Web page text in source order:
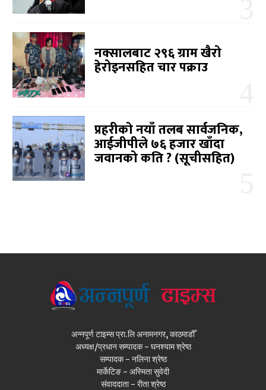
नक्सालबाट २९६ ग्राम खैरो
हेरोइनसहित चार पक्राउ
प्रहरीको नयाँ तलब सार्वजनिक,
आईजीपीले ७६ हजार खाँदा
जवानको कति ? (सूचीसहित)
अन्नपूर्ण टाइम्स प्रा.लि अनामनगर, काठमाडौँ
अध्यक्ष/प्रधान सम्पादक - घनश्याम श्रेष्ठ
सम्पादक - नलिना श्रेष्ठ
मार्केटिङ - अस्मिता सुवेदी
संवाददाता - रीता श्रेष्ठ